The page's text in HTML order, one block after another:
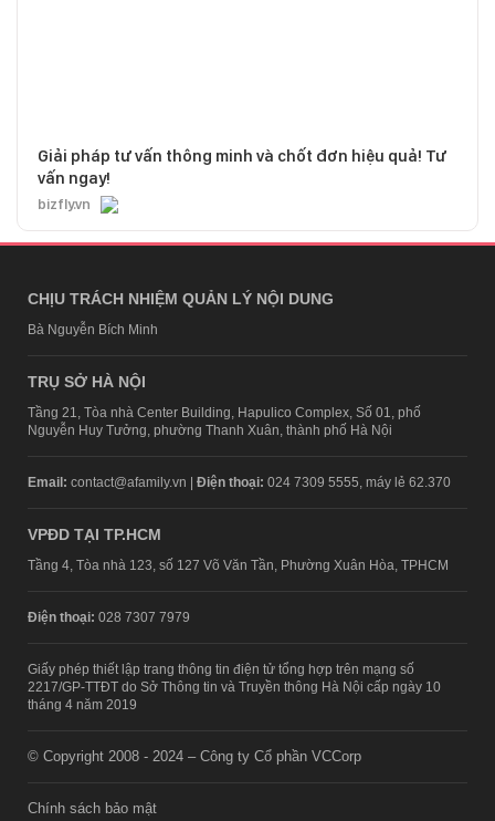
Giải pháp tư vấn thông minh và chốt đơn hiệu quả! Tư
vấn ngay!
bizfly.vn
CHỊU TRÁCH NHIỆM QUẢN LÝ NỘI DUNG
Bà Nguyễn Bích Minh
TRỤ SỞ HÀ NỘI
Tầng 21, Tòa nhà Center Building, Hapulico Complex, Số 01, phố
Nguyễn Huy Tưởng, phường Thanh Xuân, thành phố Hà Nội
Email: contact@afamily.vn | Điện thoại: 024 7309 5555, máy lẻ 62.370
VPĐD TẠI TP.HCM
Tầng 4, Tòa nhà 123, số 127 Võ Văn Tần, Phường Xuân Hòa, TPHCM
Điện thoại: 028 7307 7979
Giấy phép thiết lập trang thông tin điện tử tổng hợp trên mạng số
2217/GP-TTĐT do Sở Thông tin và Truyền thông Hà Nội cấp ngày 10
tháng 4 năm 2019
© Copyright 2008 - 2024 – Công ty Cổ phần VCCorp
Chính sách bảo mật